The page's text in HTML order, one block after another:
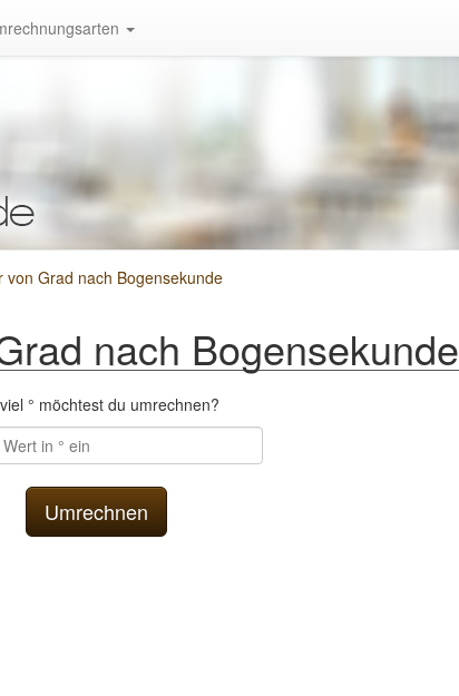
von Grad nach Bogensekunde
nach Bogensekunde
° möchtest du umrechnen?